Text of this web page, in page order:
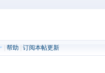
|帮助 |订阅本帖更新